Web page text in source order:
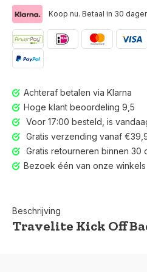
Voor 17:00 besteld, is
Koop nu. Betaal in 30
Achteraf betalen via Klarna
Hoge klant beoordeling 9,5
Voor 17:00 besteld, is
Gratis verzending vanaf
Gratis retourneren binnen 30
Bezoek één van onze winkels
Beschrijving
Travelite Kick Off